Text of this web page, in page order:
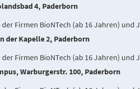
4, Paderborn
Firmen BioNTech (ab 16 Jahren) und
der Kapelle 2, Paderborn
Firmen BioNTech (ab 16 Jahren) und
Warburgerstr. 100, Paderborn